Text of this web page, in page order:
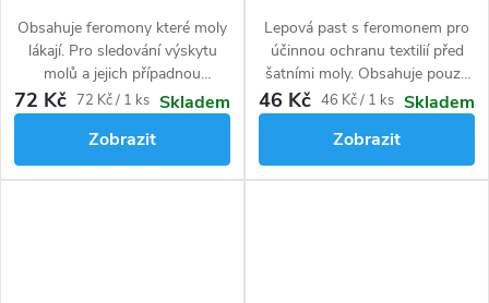
Obsahuje feromony které moly
lákají. Pro sledování výskytu
molů a jejich případnou
likvidaci. Obsahuje pouze
přírodní složky. Působí 3
měsíce.
72 Kč Měrná
72 Kč / 1 ks Skladem
Zobrazit
Lepová past s feromonem pro
účinnou ochranu textilií před
šatními moly. Obsahuje pouze
přírodní složky, feromony, které
lákají moly.
46 Kč Měrná
46 Kč / 1 ks Skladem
Zobrazit